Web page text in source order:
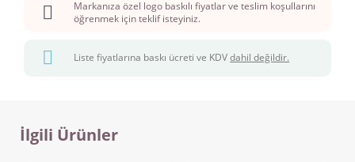
Markanıza özel logo baskılı fiyatlar ve teslim koşullarını
öğrenmek için teklif isteyiniz.
Liste fiyatlarına baskı ücreti ve KDVdahil değildir.
İlgili Ürünler